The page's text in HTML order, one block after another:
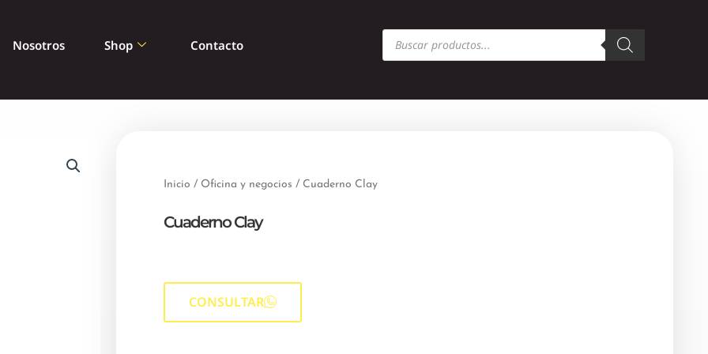
Nosotros Shop Contacto
Búsqueda
de
Inicio / Oficina y negocios / Cuaderno Clay
Cuaderno Clay
CONSULTAR